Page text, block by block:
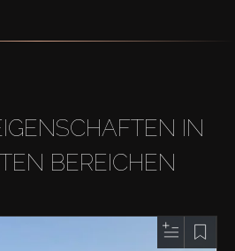
IN
BEREICHEN